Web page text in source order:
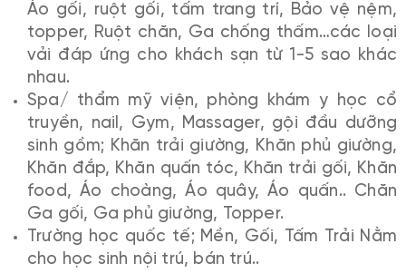
Áo gối, ruột gối, tấm trang trí, Bảo vệ nệm,
topper, Ruột chăn, Ga chống thấm…các loại
vải đáp ứng cho khách sạn từ 1-5 sao khác
nhau.
Spa/ thẩm mỹ viện, phòng khám y học cổ
truyền, nail, Gym, Massager, gội đầu dưỡng
sinh gồm; Khăn trải giường, Khăn phủ giường,
Khăn đắp, Khăn quấn tóc, Khăn trải gối, Khăn
food, Áo choàng, Áo quây, Áo quấn.. Chăn
Ga gối, Ga phủ giường, Topper.
Trường học quốc tế; Mền, Gối, Tấm Trải Nằm
cho học sinh nội trú, bán trú..